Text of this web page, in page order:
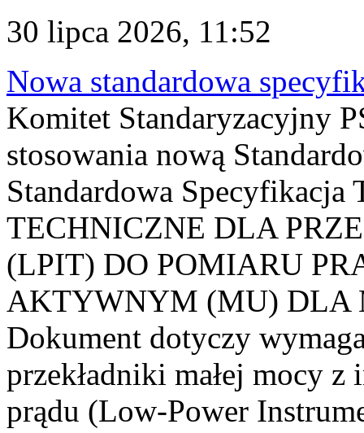
30 lipca 2026, 11:52
Nowa standardowa
Komitet Standaryzacyjny
stosowania nową
Standardowa
TECHNICZNE DLA
(LPIT) DO POMIARU
AKTYWNYM (MU) DLA
Dokument dotyczy
przekładniki małej mocy
prądu (Low-Power